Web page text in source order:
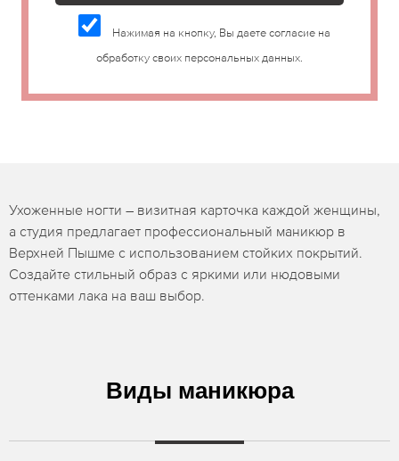
Нажимая на кнопку, Вы даете согласие на
обработку своих персональных данных.
Ухоженные ногти – визитная карточка каждой женщины,
а студия предлагает профессиональный маникюр в
Верхней Пышме с использованием стойких покрытий.
Создайте стильный образ с яркими или нюдовыми
оттенками лака на ваш выбор.
Виды маникюра